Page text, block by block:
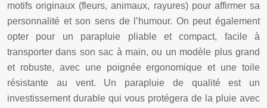
motifs originaux (fleurs, animaux, rayures) pour affirmer sa
personnalité et son sens de l’humour. On peut également
opter pour un parapluie pliable et compact, facile à
transporter dans son sac à main, ou un modèle plus grand
et robuste, avec une poignée ergonomique et une toile
résistante au vent. Un parapluie de qualité est un
investissement durable qui vous protégera de la pluie avec